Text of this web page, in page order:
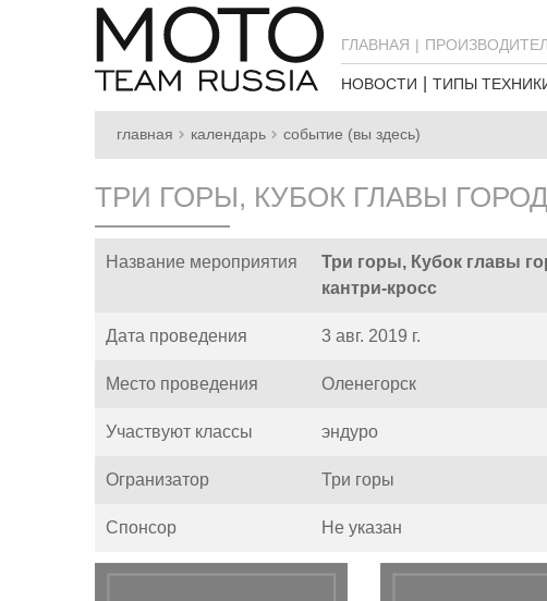
ГЛАВНАЯ
НОВОСТИ ТИПЫ
главная календарь событие (вы здесь)
ТРИ ГОРЫ, КУБОК ГЛАВЫ
Название мероприятия
Три горы, Кубок главы
кантри-кросс
Дата проведения 3 авг. 2019 г.
Место проведения Оленегорск
Участвуют классы эндуро
Огранизатор Три горы
Спонсор Не указан